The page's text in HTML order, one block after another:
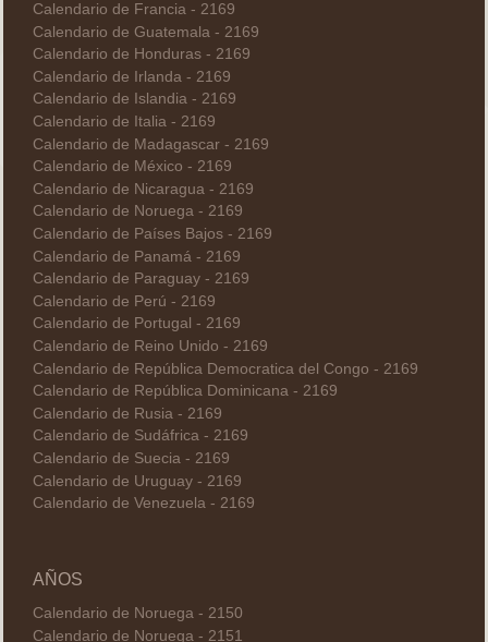
Calendario de Francia - 2169
Calendario de Guatemala - 2169
Calendario de Honduras - 2169
Calendario de Irlanda - 2169
Calendario de Islandia - 2169
Calendario de Italia - 2169
Calendario de Madagascar - 2169
Calendario de México - 2169
Calendario de Nicaragua - 2169
Calendario de Noruega - 2169
Calendario de Países Bajos - 2169
Calendario de Panamá - 2169
Calendario de Paraguay - 2169
Calendario de Perú - 2169
Calendario de Portugal - 2169
Calendario de Reino Unido - 2169
Calendario de República Democratica del Congo - 2169
Calendario de República Dominicana - 2169
Calendario de Rusia - 2169
Calendario de Sudáfrica - 2169
Calendario de Suecia - 2169
Calendario de Uruguay - 2169
Calendario de Venezuela - 2169
AÑOS
Calendario de Noruega - 2150
Calendario de Noruega - 2151